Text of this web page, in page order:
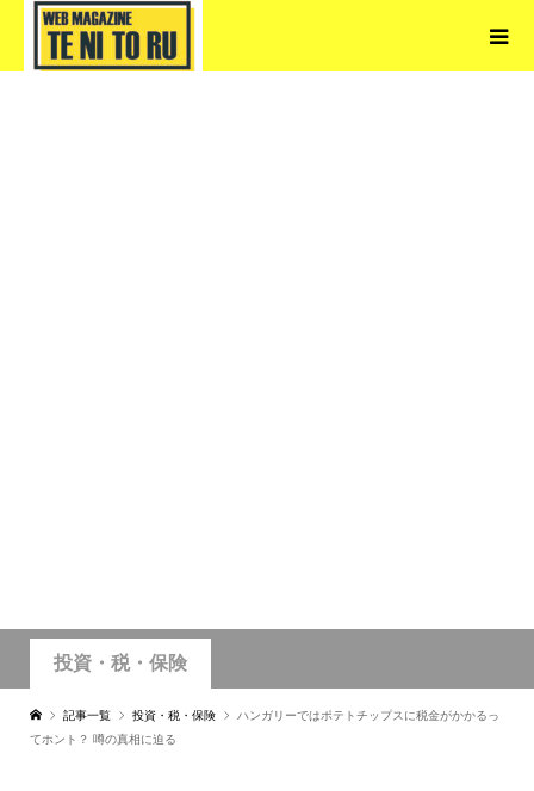
投資・税・保険
記事一覧 投資・税・保険
ハンガリーではポテトチップスに税金がかかるっ
てホント？ 噂の真相に迫る